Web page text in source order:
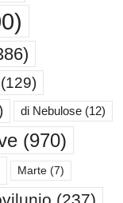
(129)
di Nebulose (12)
(970)
Marte (7)